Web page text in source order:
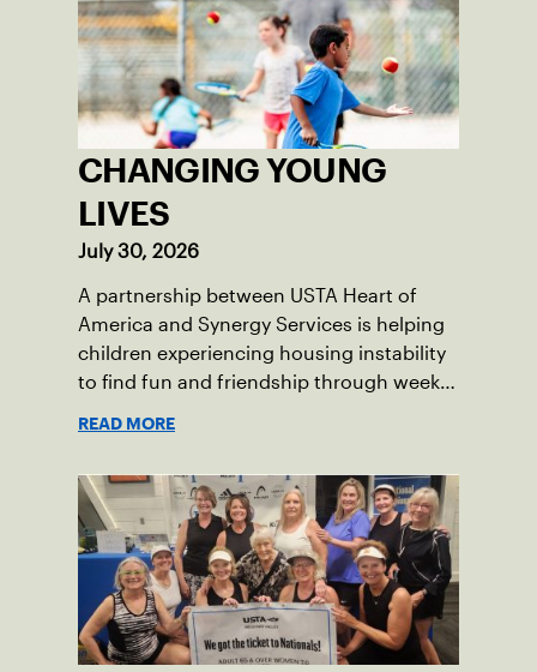
CHANGING YOUNG
LIVES
July 30, 2026
A partnership between USTA Heart of
America and Synergy Services is helping
children experiencing housing instability
to find fun and friendship through weekly
READ MORE